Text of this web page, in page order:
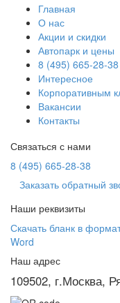
Главная
О нас
Акции и скидки
Автопарк и цены
8 (495) 665-28-38
Интересное
Корпоративным
Вакансии
Контакты
Связаться с нами
8 (495) 665-28-38
Заказать обратный
Наши реквизиты
Скачать бланк в
Word
Наш адрес
109502, г.Москва,